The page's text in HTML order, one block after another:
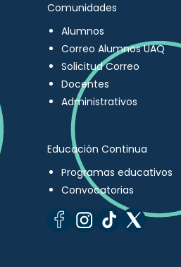
Comunidades
Alumnos
Correo Alumnos UAQ
Solicitud Correo
Docentes
Administrativos
Educación Continua
Programas educativos
Convocatorias